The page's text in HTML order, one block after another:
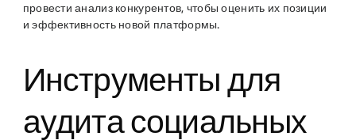
провести анализ конкурентов, чтобы оценить их позиции
и эффективность новой платформы.
Инструменты для
аудита социальных